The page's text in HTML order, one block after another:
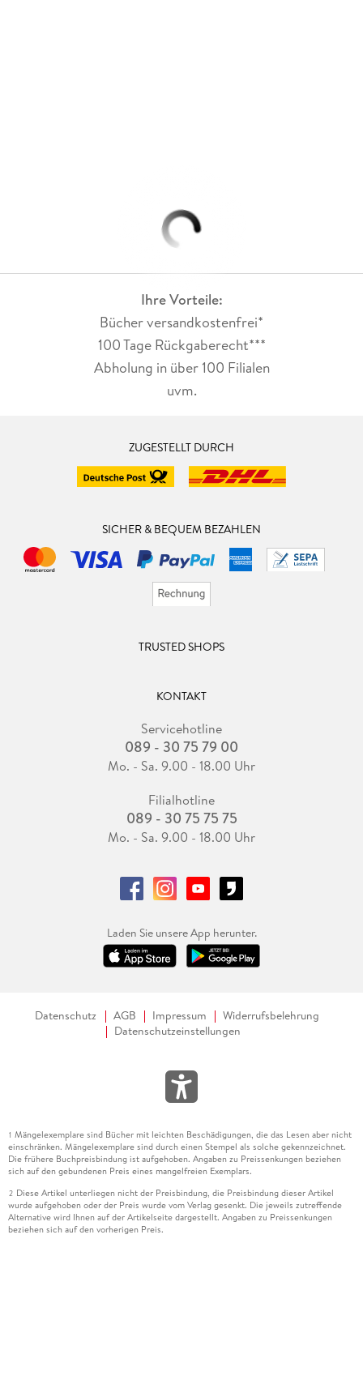
Ihre Vorteile:
Bücher versandkostenfrei*
100 Tage Rückgaberecht***
Abholung in über 100 Filialen
uvm.
ZUGESTELLT DURCH
SICHER & BEQUEM BEZAHLEN
TRUSTED SHOPS
KONTAKT
Servicehotline
089 - 30 75 79 00
Mo. - Sa. 9.00 - 18.00 Uhr
Filialhotline
089 - 30 75 75 75
Mo. - Sa. 9.00 - 18.00 Uhr
Laden Sie unsere App herunter.
Datenschutz AGB Impressum
Widerrufsbelehrung
Datenschutzeinstellungen
1 Mängelexemplare sind Bücher mit leichten Beschädigungen, die das Lesen aber nicht
einschränken. Mängelexemplare sind durch einen Stempel als solche gekennzeichnet.
Die frühere Buchpreisbindung ist aufgehoben. Angaben zu Preissenkungen beziehen
sich auf den gebundenen Preis eines mangelfreien Exemplars.
2 Diese Artikel unterliegen nicht der Preisbindung, die Preisbindung dieser Artikel
wurde aufgehoben oder der Preis wurde vom Verlag gesenkt. Die jeweils zutreffende
Alternative wird Ihnen auf der Artikelseite dargestellt. Angaben zu Preissenkungen
beziehen sich auf den vorherigen Preis.